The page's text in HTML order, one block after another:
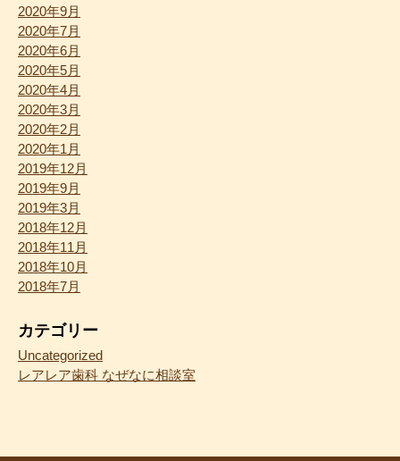
2020年9月
2020年7月
2020年6月
2020年5月
2020年4月
2020年3月
2020年2月
2020年1月
2019年12月
2019年9月
2019年3月
2018年12月
2018年11月
2018年10月
2018年7月
カテゴリー
Uncategorized
レアレア歯科 なぜなに相談室